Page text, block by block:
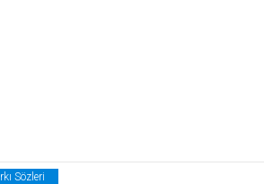
Sözleri